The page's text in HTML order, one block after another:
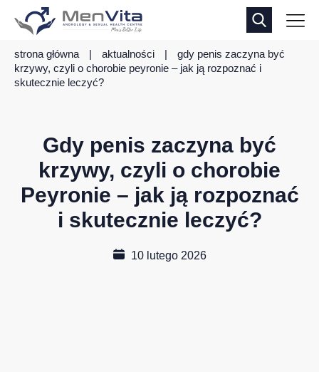
strona główna | aktualności |
gdy penis zaczyna być
krzywy, czyli o chorobie peyronie – jak ją rozpoznać i
skutecznie leczyć?
Gdy penis zaczyna być
krzywy, czyli o chorobie
Peyronie – jak ją rozpoznać
i skutecznie leczyć?
10 lutego 2026